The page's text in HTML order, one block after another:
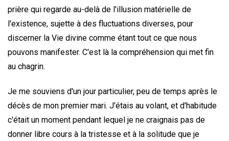
prière qui regarde au-delà de l'illusion matérielle de
l'existence, sujette à des fluctuations diverses, pour
discerner la Vie divine comme étant tout ce que nous
pouvons manifester. C'est là la compréhension qui met fin
au chagrin.
Je me souviens d'un jour particulier, peu de temps après le
décès de mon premier mari. J'étais au volant, et d'habitude
c'était un moment pendant lequel je ne craignais pas de
donner libre cours à la tristesse et à la solitude que je